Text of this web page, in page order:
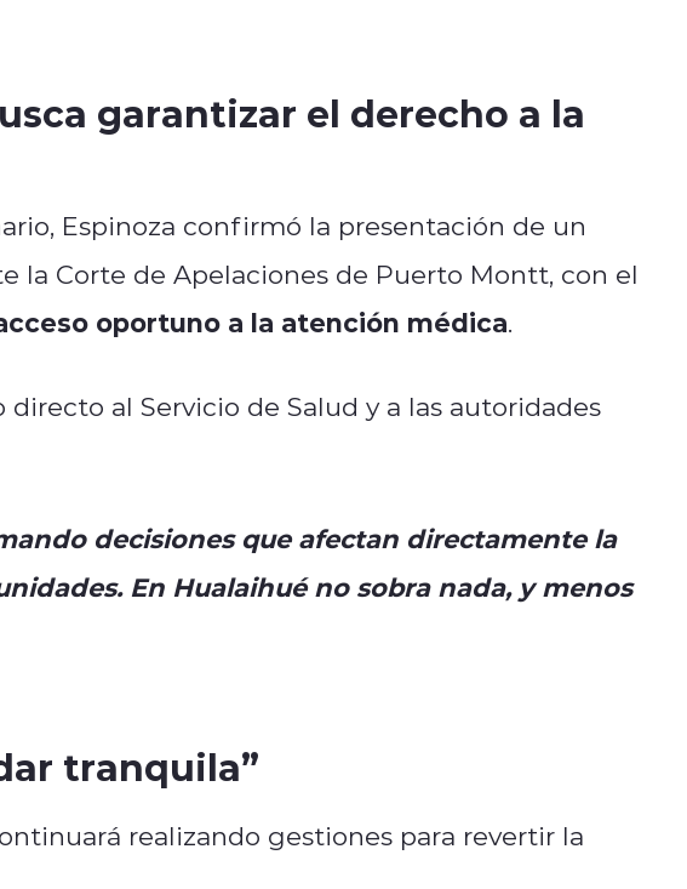
garantizar el derecho a la
Espinoza confirmó la presentación de un
la Corte de Apelaciones de Puerto Montt, con el
oportuno a la atención médica.
al Servicio de Salud y a las autoridades
decisiones que afectan directamente la
En Hualaihué no sobra nada, y menos
tranquila”
realizando gestiones para revertir la